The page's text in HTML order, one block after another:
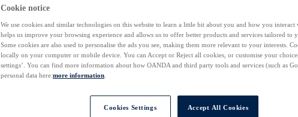
Cookie notice
We use cookies and similar technologies on this website to learn a little bit about you and how you
helps us improve your browsing experience and allows us to offer better products and services tailored to
Some cookies are also used to personalise the ads you see, making them more relevant to your interests.
locally on your computer or mobile device. You can Accept or Reject all cookies, or customise your
settings’. You can find more information about how OANDA and third party tools and services (such as
personal data here:more information
Cookies Settings Accept All Cookies